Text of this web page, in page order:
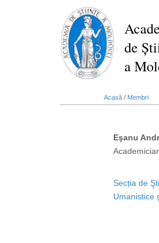
de
a
Acasă / Membri
Eşanu
Secția de
Umanistice